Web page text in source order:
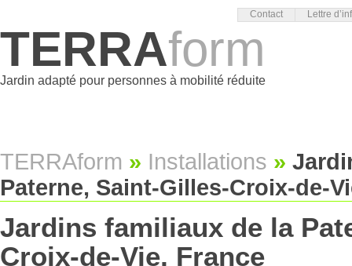
Contact Lettre
TERRAform
Jardin adapté pour personnes à mobilité réduite
TERRAform » Installations »
Paterne, Saint-Gilles-Croix-de-
Jardins familiaux de la
Croix-de-Vie, France